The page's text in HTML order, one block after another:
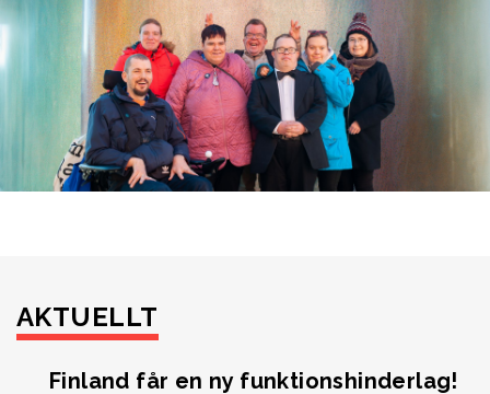
AKTUELLT
Finland får en ny funktionshinderlag!